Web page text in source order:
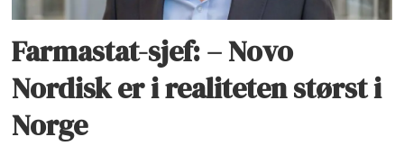
Farmastat-sjef: – Novo
Nordisk er i realiteten størst i
Norge